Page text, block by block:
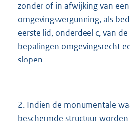
zonder of in afwijking van een
omgevingsvergunning, als
eerste lid, onderdeel c, van
bepalingen omgevingsrecht
slopen.
2. Indien de monumentale
beschermde structuur